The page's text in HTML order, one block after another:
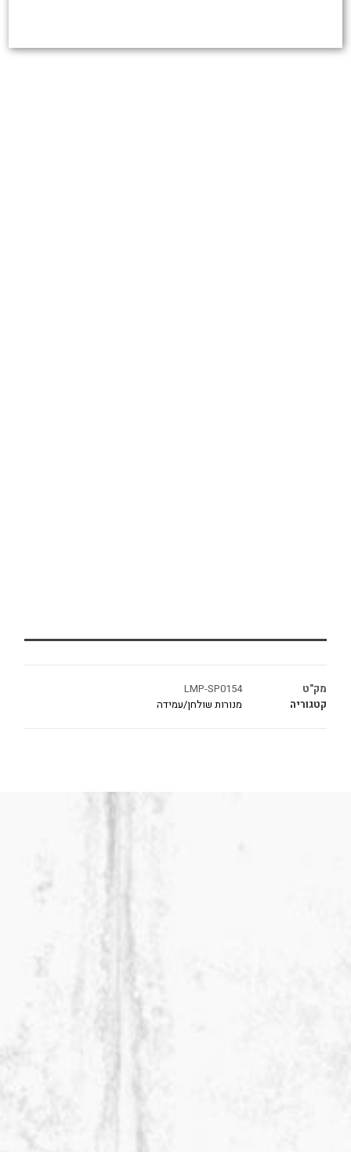
מק"ט
LMP-SP0154
קטגוריה
מנורות שולחן/עמידה